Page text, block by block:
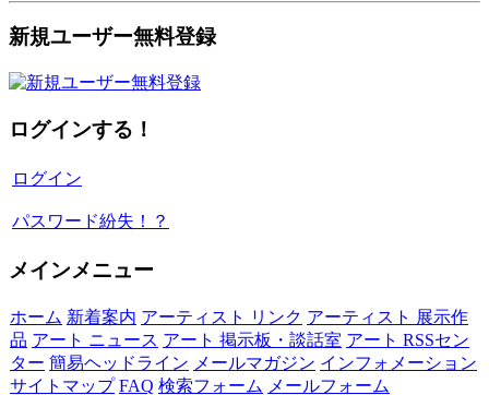
新規ユーザー無料登録
ログインする！
ログイン
パスワード紛失！？
メインメニュー
ホーム 新着案内 アーティスト リンク アーティスト 展示作
品 アート ニュース アート 掲示板・談話室 アート RSSセン
ター 簡易ヘッドライン メールマガジン インフォメーション
サイトマップ FAQ 検索フォーム メールフォーム